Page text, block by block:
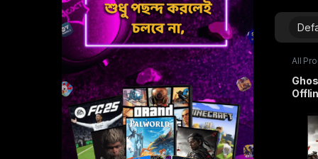
All